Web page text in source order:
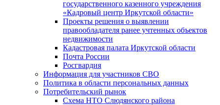
государственного казенного учреждения
«Кадровый центр Иркутской области»
Проекты решения о выявлении
правообладателя ранее учтенных объектов
недвижимости
Кадастровая палата Иркутской области
Почта России
Росгвардия
Информация для участников СВО
Политика в области персональных данных
Потребительский рынок
Схема НТО Слюдянского района